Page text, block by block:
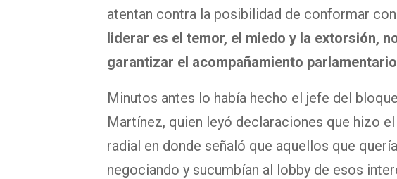
atentan contra la posibilidad de conformar
liderar es el temor, el miedo y la extorsión,
garantizar el acompañamiento
Minutos antes lo había hecho el jefe del
Martínez, quien leyó declaraciones que hizo
radial en donde señaló que aquellos que
negociando y sucumbían al lobby de esos